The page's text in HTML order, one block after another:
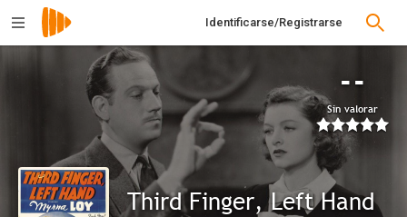
Identificarse/Registrarse
--
Sin valorar
Third Finger, Left Hand